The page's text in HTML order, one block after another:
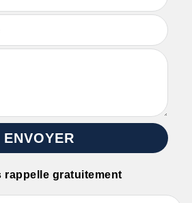
rappelle gratuitement